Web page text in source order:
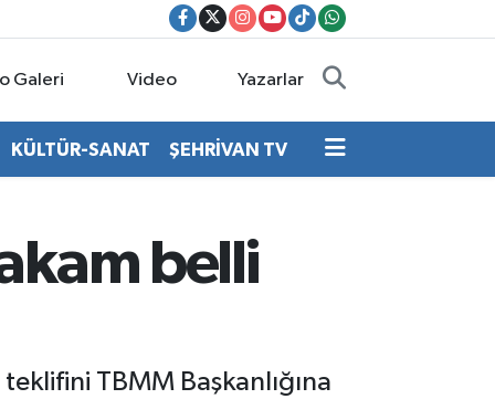
Galeri Video Yazarlar
KÜLTÜR-SANAT ŞEHRİVAN TV
belli
TBMM Başkanlığına